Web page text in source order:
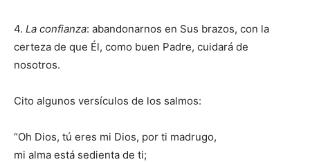
4. La confianza: abandonarnos en Sus brazos, con la
certeza de que Él, como buen Padre, cuidará de
nosotros.
Cito algunos versículos de los salmos:
“Oh Dios, tú eres mi Dios, por ti madrugo,
mi alma está sedienta de ti;